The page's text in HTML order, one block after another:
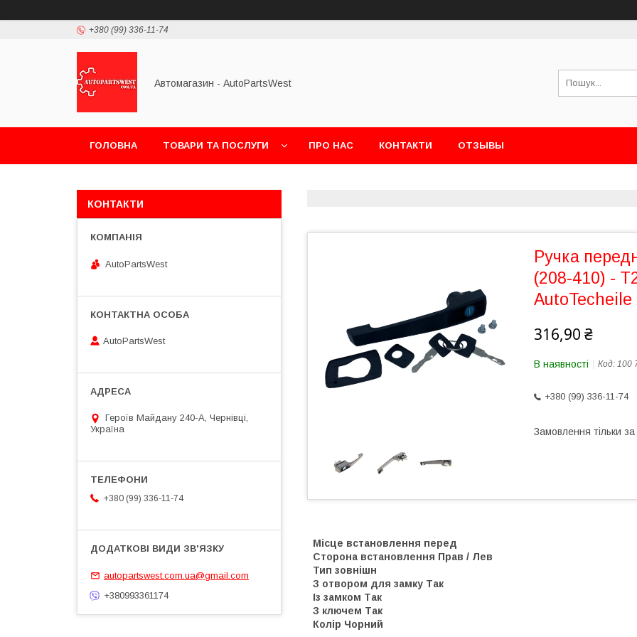
+380 (99) 336-11-74
Автомагазин - AutoPartsWest
ГОЛОВНА ТОВАРИ ТА ПОСЛУГИ ПРО НАС КОНТАКТИ ОТЗЫВЫ
Ручка
(208-410) -
AutoTecheile
316,90 ₴
В наявності Код: 100
+380 (99) 336-11-74
Замовлення тільки
Місце встановлення перед
Сторона встановлення Прав / Лев
Тип зовнішн
З отвором для замку Так
Із замком Так
З ключем Так
Колір Чорний
КОНТАКТИ
AutoPartsWest
AutoPartsWest
Героїв Майдану 240-А, Чернівці,
Україна
+380 (99) 336-11-74
autopartswest.com.ua@gmail.com
+380993361174